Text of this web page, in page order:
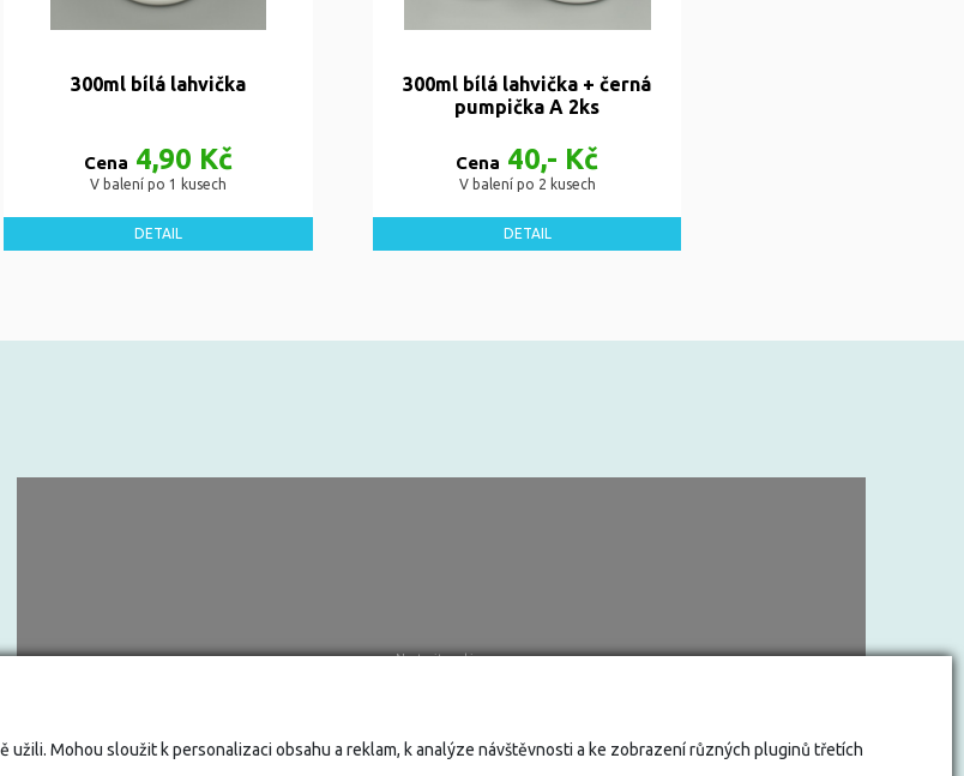
užili. Mohou sloužit k personalizaci obsahu a reklam, k analýze návštěvnosti a ke zobrazení různých pluginů třetích
300ml bílá lahvička
Cena 4,90 Kč
V balení po 1 kusech
DETAIL
300ml bílá lahvička + černá
pumpička A 2ks
Cena 40,- Kč
V balení po 2 kusech
DETAIL
Nastavit cookies